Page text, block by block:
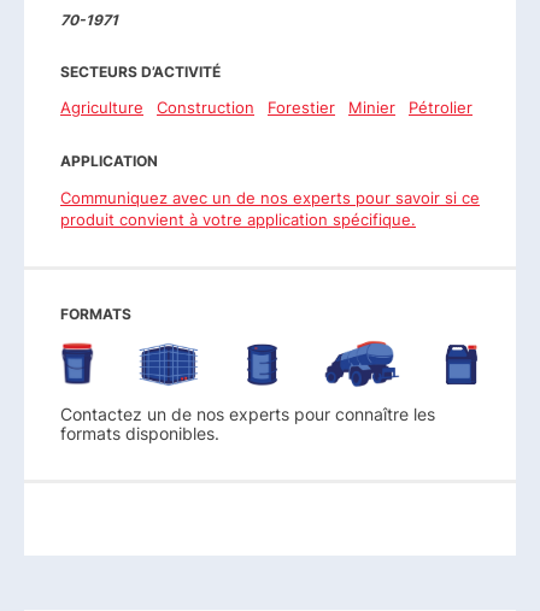
70-1971
SECTEURS D’ACTIVITÉ
Agriculture Construction Forestier Minier Pétrolier
APPLICATION
Communiquez avec un de nos experts pour savoir si ce
produit convient à votre application spécifique.
FORMATS
Contactez un de nos experts pour connaître les
formats disponibles.